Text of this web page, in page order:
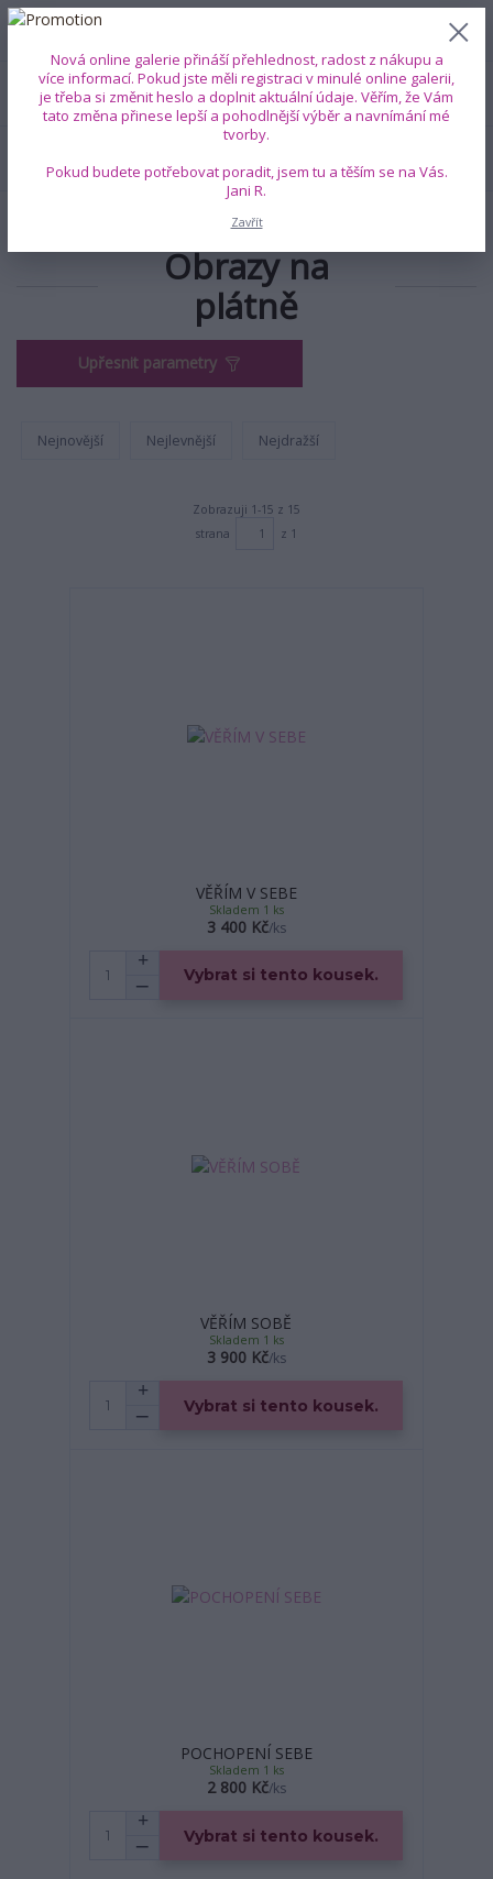
Menu
+420 739 353 708 0 ks
0 Kč
Obrazy s energií
Obrazy na
plátně
Upřesnit parametry
Nejnovější Nejlevnější Nejdražší
Zobrazuji 1-15 z 15
strana
z 1
VĚŘÍM V SEBE
3 400 Kč/ks
Skladem 1 ks
Vybrat si tento kousek.
VĚŘÍM SOBĚ
3 900 Kč/ks
Skladem 1 ks
Vybrat si tento kousek.
POCHOPENÍ SEBE
2 800 Kč/ks
Skladem 1 ks
Vybrat si tento kousek.
Nová online galerie přináší přehlednost, radost z nákupu a
více informací. Pokud jste měli registraci v minulé online galerii,
je třeba si změnit heslo a doplnit aktuální údaje. Věřím, že Vám
tato změna přinese lepší a pohodlnější výběr a navnímání mé
tvorby.
Pokud budete potřebovat poradit, jsem tu a těším se na Vás.
Jani R.
Zavřít